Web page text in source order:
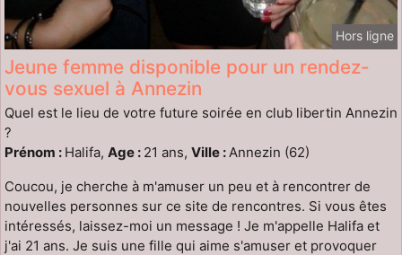
Hors ligne
Jeune femme disponible pour un rendez-
vous sexuel à Annezin
Quel est le lieu de votre future soirée en club libertin Annezin
?
Prénom : Halifa, Age : 21 ans, Ville : Annezin (62)
Coucou, je cherche à m'amuser un peu et à rencontrer de
nouvelles personnes sur ce site de rencontres. Si vous êtes
intéressés, laissez-moi un message ! Je m'appelle Halifa et
j'ai 21 ans. Je suis une fille qui aime s'amuser et provoquer